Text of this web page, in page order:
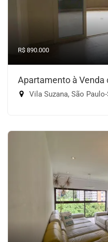
R$ 890.000
Apartamento à Venda
Vila Suzana, São Paulo-